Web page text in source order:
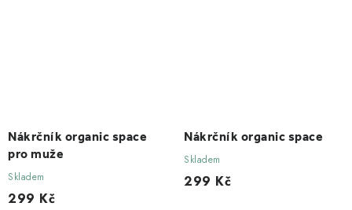
Nákrčník organic space
pro muže
Skladem
299 Kč
Nákrčník organic space
Skladem
299 Kč